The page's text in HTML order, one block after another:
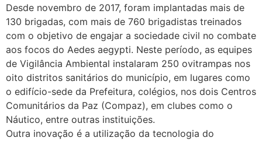
Desde novembro de 2017, foram implantadas mais de
130 brigadas, com mais de 760 brigadistas treinados
com o objetivo de engajar a sociedade civil no combate
aos focos do Aedes aegypti. Neste período, as equipes
de Vigilância Ambiental instalaram 250 ovitrampas nos
oito distritos sanitários do município, em lugares como
o edifício-sede da Prefeitura, colégios, nos dois Centros
Comunitários da Paz (Compaz), em clubes como o
Náutico, entre outras instituições.
Outra inovação é a utilização da tecnologia do